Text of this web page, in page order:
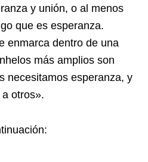
y unión, o al menos
que es esperanza.
enmarca dentro de una
más amplios son
necesitamos esperanza, y
otros».